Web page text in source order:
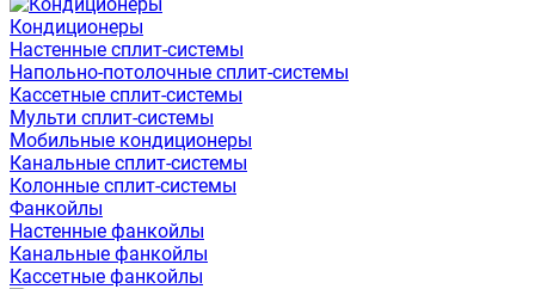
Кондиционеры
Настенные сплит-системы
Напольно-потолочные сплит-системы
Кассетные сплит-системы
Мульти сплит-системы
Мобильные кондиционеры
Канальные сплит-системы
Колонные сплит-системы
Фанкойлы
Настенные фанкойлы
Канальные фанкойлы
Кассетные фанкойлы